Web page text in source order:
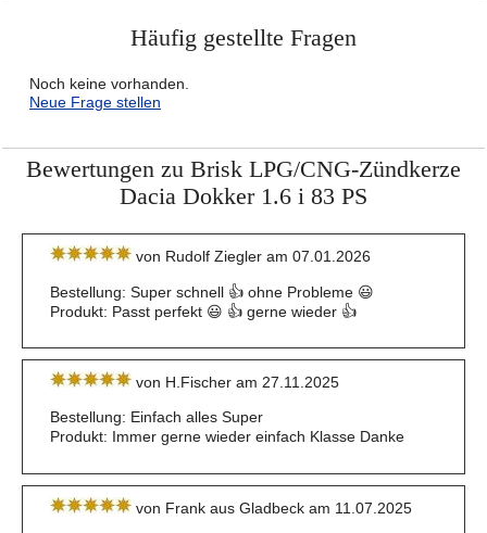
Häufig gestellte Fragen
Noch keine vorhanden.
Neue Frage stellen
Bewertungen zu Brisk LPG/CNG-Zündkerze
Dacia Dokker 1.6 i 83 PS
von Rudolf Ziegler am 07.01.2026
Bestellung: Super schnell 👍 ohne Probleme 😃
Produkt: Passt perfekt 😃 👍 gerne wieder 👍
von H.Fischer am 27.11.2025
Bestellung: Einfach alles Super
Produkt: Immer gerne wieder einfach Klasse Danke
von Frank aus Gladbeck am 11.07.2025